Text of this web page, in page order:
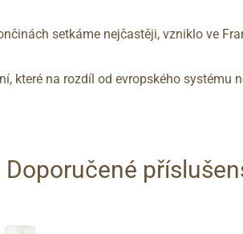
setkáme nejčastěji, vzniklo ve
které na rozdíl od evropského
Doporučené